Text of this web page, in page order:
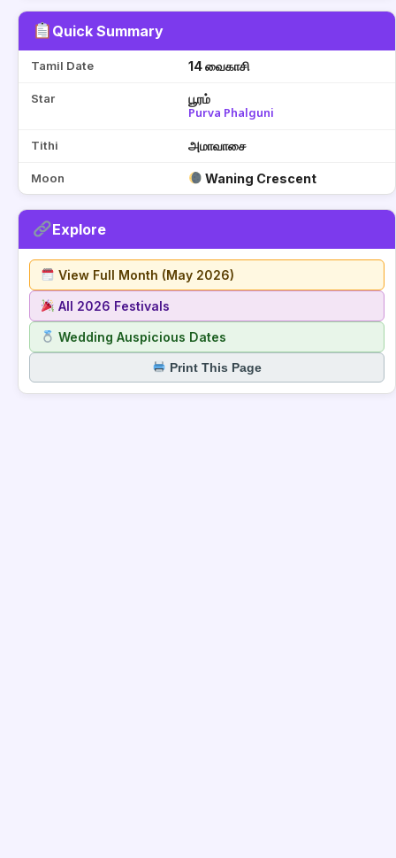
Quick Summary
Tamil Date 14 வைகாசி
Star பூரம்
Purva Phalguni
Tithi அமாவாசை
Moon Waning Crescent
Explore
View Full Month (May 2026)
All 2026 Festivals
Wedding Auspicious Dates
Print This Page